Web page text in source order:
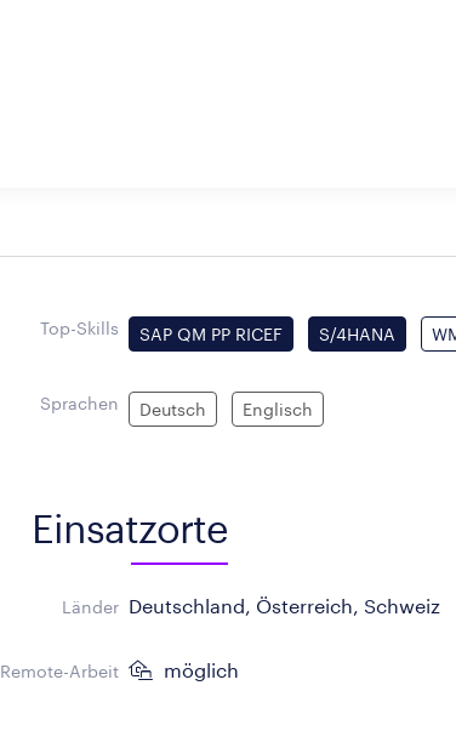
Top-Skills SAP QM PP RICEF S/4HANA
Sprachen Deutsch Englisch
Einsatzorte
Länder Deutschland, Österreich, Schweiz
Remote-Arbeit möglich